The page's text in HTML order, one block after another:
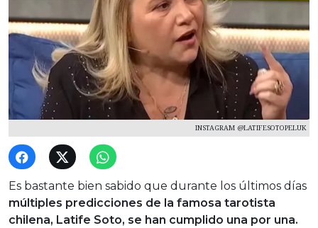
INSTAGRAM @LATIFESOTOPELUK
Es bastante bien sabido que durante los últimos días
múltiples predicciones de la famosa tarotista
chilena, Latife Soto, se han cumplido una por una.